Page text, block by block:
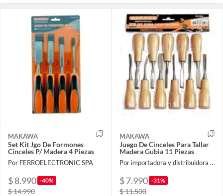
MAKAWA
Set Kit Jgo De Formones
Cinceles P/ Madera 4 Piezas
Por FERROELECTRONIC SPA
$ 8.990 -40%
$ 14.990
MAKAWA
Juego De Cinceles Para Tallar
Madera Gubia 11 Piezas
Por importadora y distribuidora ferroelectronic spa
$ 7.990 -31%
$ 11.500